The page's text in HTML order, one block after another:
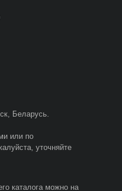
Беларусь.
или по
уточняйте
каталога можно на